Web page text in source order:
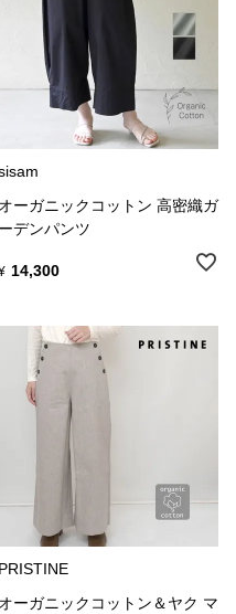
オーガニックコットン 高密織ガ
ーデンパンツ
14,300
PRISTINE
オーガニックコットン＆ヤク マ